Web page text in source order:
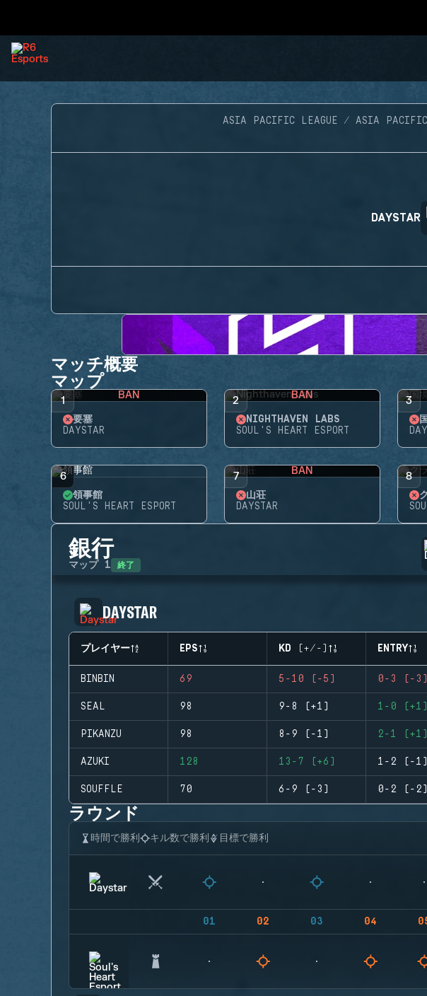
ASIA PACIFIC LEAGUE ASIA
DAYSTAR
マッチ概要
マップ
1 BAN
要塞
DAYSTAR
2 BAN
NIGHTHAVEN LABS
SOUL'S HEART ESPORT
3
6
領事館
SOUL'S HEART ESPORT
7 BAN
山荘
DAYSTAR
8
銀行
マップ 1 終了
DAYSTAR
プレイヤー EPS KD (+/-) ENTRY
BINBIN 69 5-10 (-5) 0-3 (-3)
SEAL 98 9-8 (+1) 1-0 (+1)
PIKANZU 98 8-9 (-1) 2-1 (+1)
AZUKI 128 13-7 (+6) 1-2 (-1)
SOUFFLE 70 6-9 (-3) 0-2 (-2)
ラウンド
時間で勝利 キル数で勝利 目標で勝利
01 02 03 04